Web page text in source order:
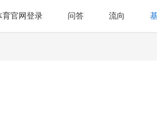
育官网登录
问答 流向